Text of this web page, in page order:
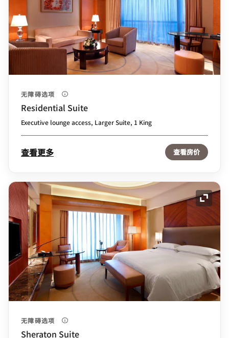
无障碍选项
Residential Suite
Executive lounge access, Larger Suite, 1 King
查看更多 查看房价
展开
无障碍选项
Sheraton Suite